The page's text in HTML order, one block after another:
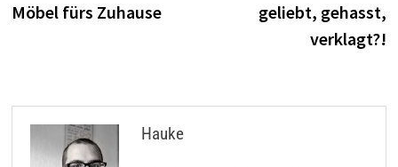
Möbel fürs Zuhause
geliebt, gehasst,
verklagt?!
Hauke